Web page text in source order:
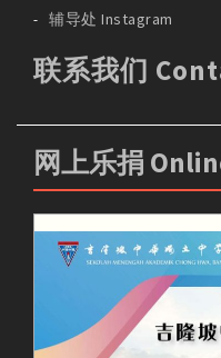
辅导处 Instagram
联系我们
网上乐捐